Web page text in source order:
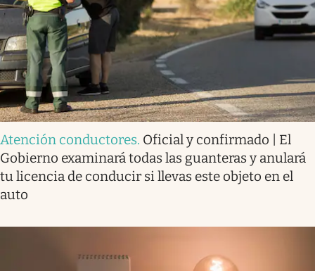
Atención conductores. Oficial y confirmado | El
Gobierno examinará todas las guanteras y anulará
tu licencia de conducir si llevas este objeto en el
auto